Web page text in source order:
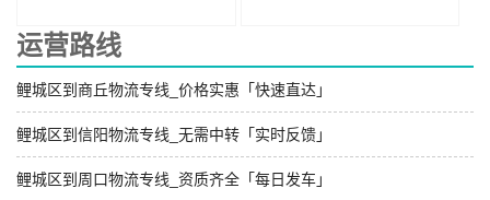
运营路线
鲤城区到商丘物流专线_价格实惠「快速直达」
鲤城区到信阳物流专线_无需中转「实时反馈」
鲤城区到周口物流专线_资质齐全「每日发车」